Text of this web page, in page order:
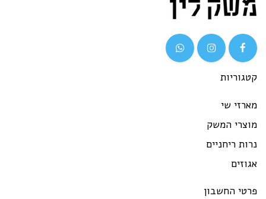
שי
המשק
ריחניים
החשבון